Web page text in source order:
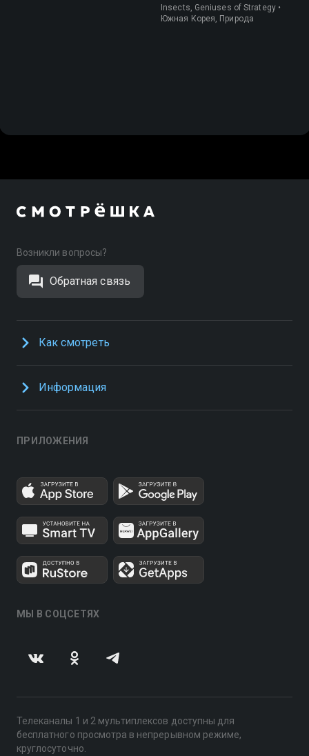
Insects, Geniuses of Strategy •
Южная Корея, Природа
Возникли вопросы?
Обратная связь
Как смотреть
Информация
ПРИЛОЖЕНИЯ
МЫ В СОЦСЕТЯХ
Телеканалы 1 и 2 мультиплексов доступны для
бесплатного просмотра в непрерывном режиме,
круглосуточно.